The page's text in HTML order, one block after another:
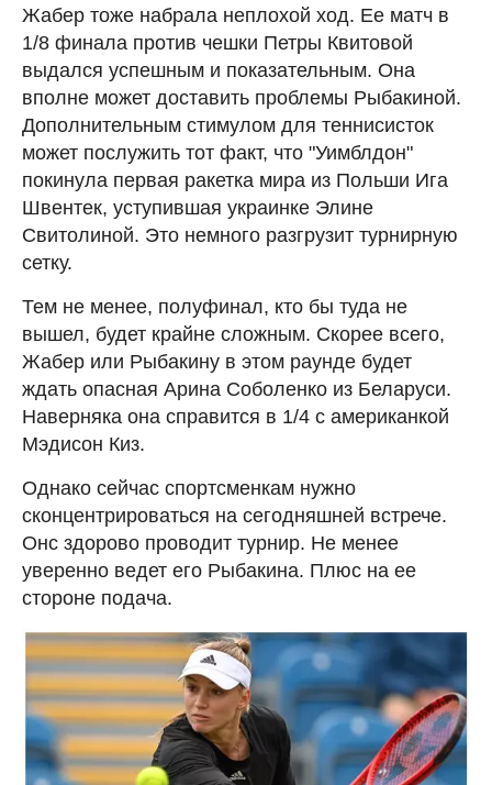
Жабер тоже набрала неплохой ход. Ее матч в
1/8 финала против чешки Петры Квитовой
выдался успешным и показательным. Она
вполне может доставить проблемы Рыбакиной.
Дополнительным стимулом для теннисисток
может послужить тот факт, что "Уимблдон"
покинула первая ракетка мира из Польши Ига
Швентек, уступившая украинке Элине
Свитолиной. Это немного разгрузит турнирную
сетку.
Тем не менее, полуфинал, кто бы туда не
вышел, будет крайне сложным. Скорее всего,
Жабер или Рыбакину в этом раунде будет
ждать опасная Арина Соболенко из Беларуси.
Наверняка она справится в 1/4 с американкой
Мэдисон Киз.
Однако сейчас спортсменкам нужно
сконцентрироваться на сегодняшней встрече.
Онс здорово проводит турнир. Не менее
уверенно ведет его Рыбакина. Плюс на ее
стороне подача.